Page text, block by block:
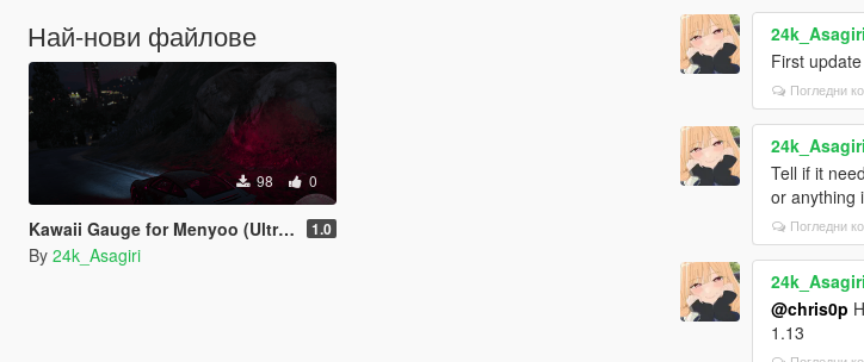
Най-нови файлове
98 0
Kawaii Gauge for Menyoo (Ultra Clean) 1.0
By 24k_Asagiri
24k_Asagiri
First
Погледни
24k_Asagiri
Tell if it
or anything
Погледни
24k_Asagiri
@chris0p
1.13